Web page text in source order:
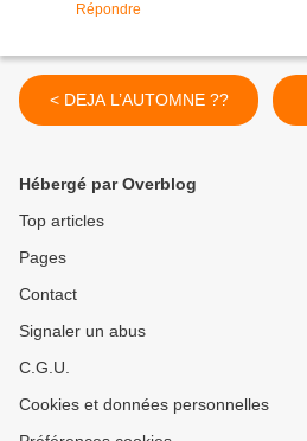
Répondre
< DEJA L’AUTOMNE ??
Hébergé par Overblog
Top articles
Pages
Contact
Signaler un abus
C.G.U.
Cookies et données personnelles